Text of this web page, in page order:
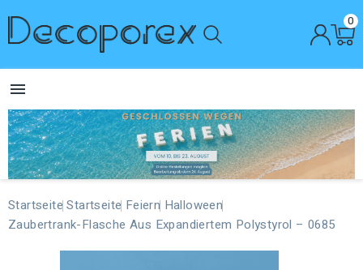
0

Startseite Startseite Feiern Halloween
Zaubertrank-Flasche Aus Expandiertem Polystyrol – 0685